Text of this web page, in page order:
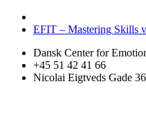
EFIT – Mastering Skills
Dansk Center for
+45 51 42 41 66
Nicolai Eigtveds Gade